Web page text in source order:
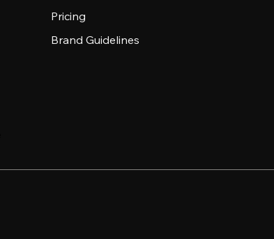
Pricing
Brand Guidelines